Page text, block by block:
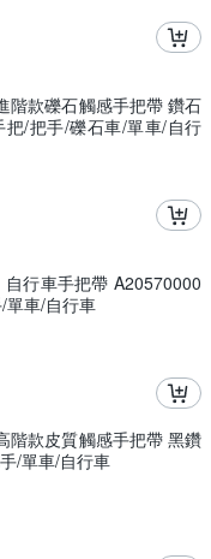
階款礫石觸感手把帶 鑽石
/把手/礫石車/單車/自行
自行車手把帶 A20570000
單車/自行車
階款皮質觸感手把帶 黑鑽
/單車/自行車